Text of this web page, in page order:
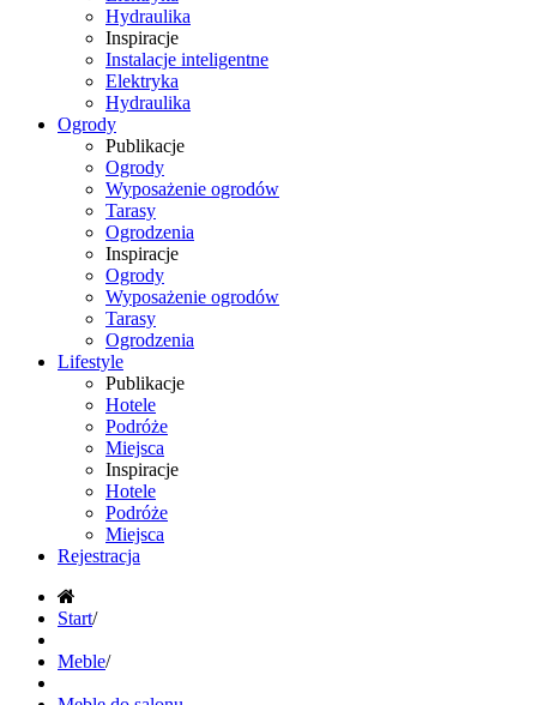
Hydraulika
Inspiracje
Instalacje inteligentne
Elektryka
Hydraulika
Ogrody
Publikacje
Ogrody
Wyposażenie ogrodów
Tarasy
Ogrodzenia
Inspiracje
Ogrody
Wyposażenie ogrodów
Tarasy
Ogrodzenia
Lifestyle
Publikacje
Hotele
Podróże
Miejsca
Inspiracje
Hotele
Podróże
Miejsca
Rejestracja
Start/
Meble/